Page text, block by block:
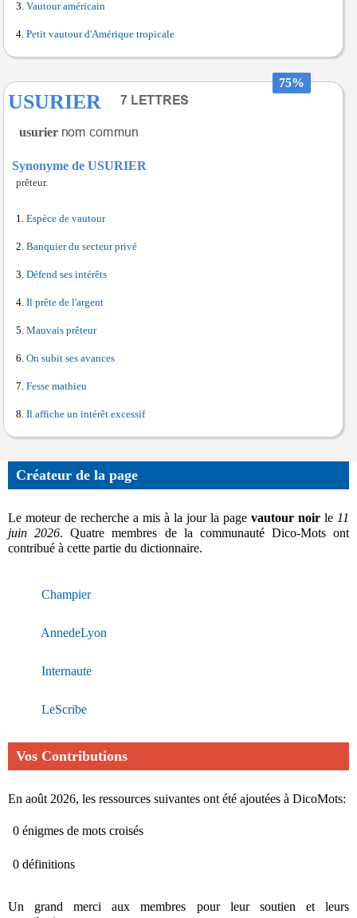
Vautour américain
Petit vautour d'Amérique tropicale
75%
USURIER
usurier
Synonyme de USURIER
prêteur.
Espèce de vautour
Banquier du secteur privé
Défend ses intérêts
Il prête de l'argent
Mauvais prêteur
On subit ses avances
Fesse mathieu
Il affiche un intérêt excessif
Créateur de la page
Le moteur de recherche a mis à la jour la page vautour noir le 11
juin 2026. Quatre membres de la communauté Dico-Mots ont
contribué à cette partie du dictionnaire.
Champier
AnnedeLyon
Internaute
LeScribe
Vos Contributions
En août 2026, les ressources suivantes ont été ajoutées à DicoMots:
0 énigmes de mots croisés
0 définitions
Un grand merci aux membres pour leur soutien et leurs